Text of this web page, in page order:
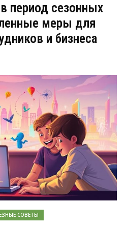
период сезонных
меры для
и бизнеса
СОВЕТЫ